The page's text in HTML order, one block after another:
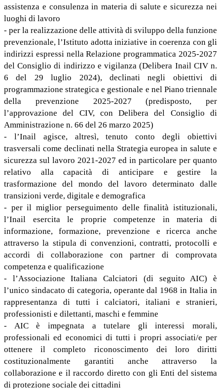
assistenza e consulenza in materia di salute e sicurezza nei
luoghi di lavoro
- per la realizzazione delle attività di sviluppo della funzione
prevenzionale, l’Istituto adotta iniziative in coerenza con gli
indirizzi espressi nella Relazione programmatica 2025-2027
del Consiglio di indirizzo e vigilanza (Delibera Inail CIV n.
6 del 29 luglio 2024), declinati negli obiettivi di
programmazione strategica e gestionale e nel Piano triennale
della prevenzione 2025-2027 (predisposto, per
l’approvazione del CIV, con Delibera del Consiglio di
Amministrazione n. 66 del 26 marzo 2025)
- l’Inail agisce, altresì, tenuto conto degli obiettivi
trasversali come declinati nella Strategia europea in salute e
sicurezza sul lavoro 2021-2027 ed in particolare per quanto
relativo alla capacità di anticipare e gestire la
trasformazione del mondo del lavoro determinato dalle
transizioni verde, digitale e demografica
- per il miglior perseguimento delle finalità istituzionali,
l’Inail esercita le proprie competenze in materia di
informazione, formazione, prevenzione e ricerca anche
attraverso la stipula di convenzioni, contratti, protocolli e
accordi di collaborazione con partner di comprovata
competenza e qualificazione
- l’Associazione Italiana Calciatori (di seguito AIC) è
l’unico sindacato di categoria, operante dal 1968 in Italia in
rappresentanza di tutti i calciatori, italiani e stranieri,
professionisti e dilettanti, maschi e femmine
- AIC è impegnata a tutelare gli interessi morali,
professionali ed economici di tutti i propri associati/e per
ottenere il completo riconoscimento dei loro diritti
costituzionalmente garantiti anche attraverso la
collaborazione e il raccordo diretto con gli Enti del sistema
di protezione sociale dei cittadini